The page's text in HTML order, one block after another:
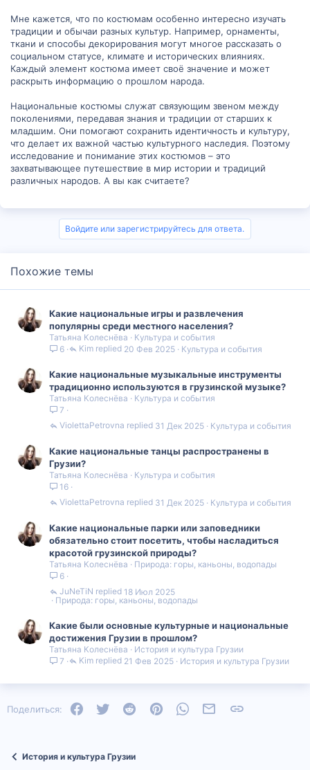
Мне кажется, что по костюмам особенно интересно изучать
традиции и обычаи разных культур. Например, орнаменты,
ткани и способы декорирования могут многое рассказать о
социальном статусе, климате и исторических влияниях.
Каждый элемент костюма имеет своё значение и может
раскрыть информацию о прошлом народа.
Национальные костюмы служат связующим звеном между
поколениями, передавая знания и традиции от старших к
младшим. Они помогают сохранить идентичность и культуру,
что делает их важной частью культурного наследия. Поэтому
исследование и понимание этих костюмов – это
захватывающее путешествие в мир истории и традиций
различных народов. А вы как считаете?
Войдите или зарегистрируйтесь для ответа.
Похожие темы
Какие национальные игры и развлечения
популярны среди местного населения?
Татьяна Колеснёва
Культура и события
6
Культура и события
20 Фев 2025
Kim
Какие национальные музыкальные инструменты
традиционно используются в грузинской музыке?
Татьяна Колеснёва
Культура и события
7
Культура и события
31 Дек 2025
ViolettaPetrovna
Какие национальные танцы распространены в
Грузии?
Татьяна Колеснёва
Культура и события
16
Культура и события
31 Дек 2025
ViolettaPetrovna
Какие национальные парки или заповедники
обязательно стоит посетить, чтобы насладиться
красотой грузинской природы?
Татьяна Колеснёва
Природа: горы, каньоны, водопады
6
Природа: горы, каньоны, водопады
18 Июл 2025
JuNeTiN
Какие были основные культурные и национальные
достижения Грузии в прошлом?
Татьяна Колеснёва
История и культура Грузии
7
История и культура Грузии
21 Фев 2025
Kim
Поделиться: FacebookTwitter Reddit PinterestWhatsAppЭлектронная почта
История и культура Грузии